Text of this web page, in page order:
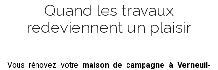
Quand les travaux
redeviennent un plaisir
Vous rénovez votre maison de campagne à Verneuil-